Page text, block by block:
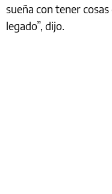
sueña con tener
legado”, dijo.